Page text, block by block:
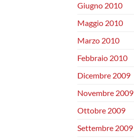
Giugno 2010
Maggio 2010
Marzo 2010
Febbraio 2010
Dicembre 2009
Novembre 2009
Ottobre 2009
Settembre 2009